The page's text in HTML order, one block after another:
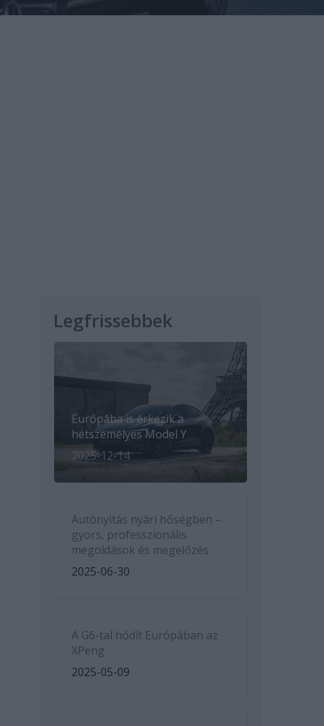
Legfrissebbek
Európába is érkezik a
hétszemélyes Model Y
2025-12-14
Autónyitás nyári hőségben –
gyors, professzionális
megoldások és megelőzés
2025-06-30
A G6-tal hódít Európában az
XPeng
2025-05-09